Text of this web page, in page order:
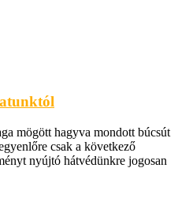
mögött hagyva mondott búcsút
csak a következő
nyújtó hátvédünkre jogosan